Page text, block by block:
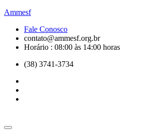
Ammesf
Fale Conosco
contato@ammesf.org.br
Horário : 08:00 às 14:00 horas
(38) 3741-3734